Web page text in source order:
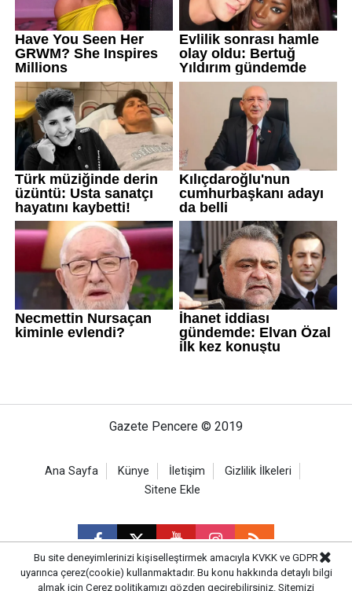
Gazete Pencere © 2019
Ana Sayfa Künye İletişim
Gizlilik İlkeleri
Sitene Ekle
Bu site deneyimlerinizi kişiselleştirmek amacıyla KVKK ve GDPR
uyarınca çerez(cookie) kullanmaktadır. Bu konu hakkında detaylı bilgi
almak için Çerez politikamızı gözden geçirebilirsiniz. Sitemizi